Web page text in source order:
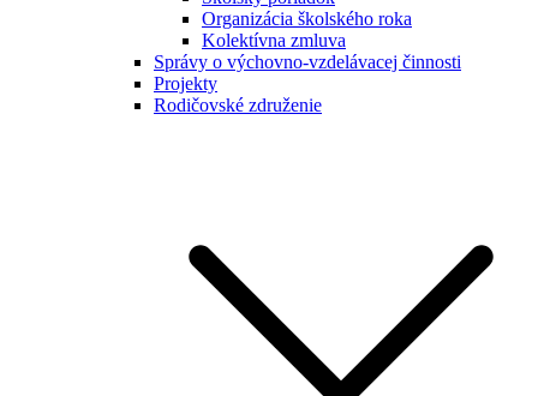
Organizácia školského roka
Kolektívna zmluva
Správy o výchovno-vzdelávacej činnosti
Projekty
Rodičovské združenie